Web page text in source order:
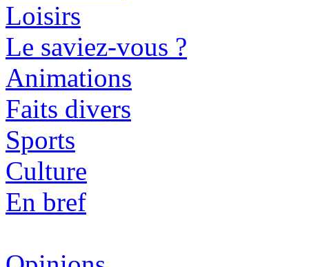
Loisirs
Le saviez-vous ?
Animations
Faits divers
Sports
Culture
En bref